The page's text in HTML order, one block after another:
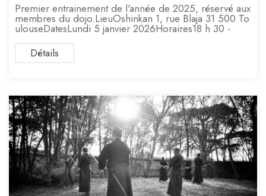
Premier entrainement de l'année de 2025, réservé aux
membres du dojo.LieuOshinkan 1, rue Blaja 31 500 To
ulouseDatesLundi 5 janvier 2026Horaires18 h 30 -
Détails